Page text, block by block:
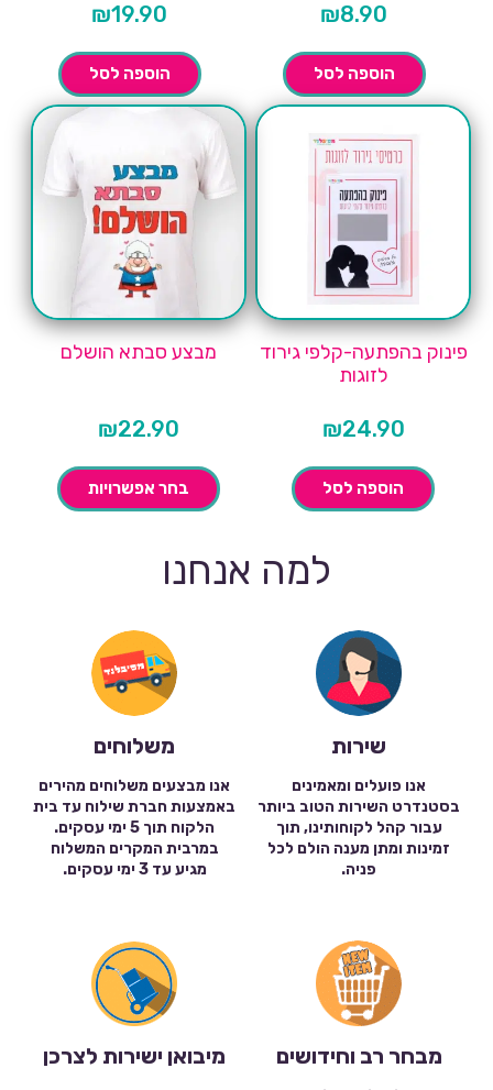
₪8.90
הוספה לסל
₪19.90
הוספה לסל
פינוק בהפתעה-קלפי גירוד
לזוגות
₪24.90
הוספה לסל
מבצע סבתא הושלם
₪22.90
בחר אפשרויות
למה אנחנו
שירות
אנו פועלים ומאמינים
בסטנדרט השירות הטוב ביותר
עבור קהל לקוחותינו, תוך
זמינות ומתן מענה הולם לכל
פניה.
משלוחים
אנו מבצעים משלוחים מהירים
באמצעות חברת שילוח עד בית
הלקוח תוך 5 ימי עסקים.
במרבית המקרים המשלוח
מגיע עד 3 ימי עסקים.
מבחר רב וחידושים מיבואן ישירות לצרכן